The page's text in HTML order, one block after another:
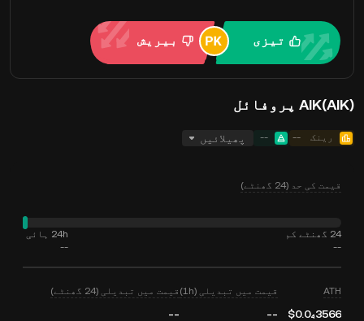
تیزی بیریش
AIK(AIK) پروفائل
رینک --
-- پھیلائیں
قیمت کی حد (24 گھنٹے)
24 گھنٹے کم
--
24h ہائی
--
ATH
$0.0₄3566
قیمت میں تبدیلی (1h)
--
قیمت میں تبدیلی (24 گھنٹے)
--